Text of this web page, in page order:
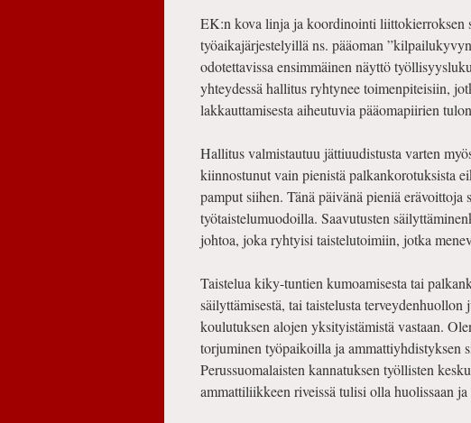
EK:n kova linja ja koordinointi
työaikajärjestelyillä ns. pääoman
odotettavissa ensimmäinen näyttö
yhteydessä hallitus ryhtynee toimenpiteisiin,
lakkauttamisesta aiheutuvia pääomapiirien
Hallitus valmistautuu jättiuudistusta varten
kiinnostunut vain pienistä palkankorotuksista
pamput siihen. Tänä päivänä pieniä
työtaistelumuodoilla. Saavutusten
johtoa, joka ryhtyisi taistelutoimiin, jotka
Taistelua kiky-tuntien kumoamisesta tai
säilyttämisestä, tai taistelusta
koulutuksen alojen yksityistämistä vastaan.
torjuminen työpaikoilla ja ammattiyhdistyksen
Perussuomalaisten kannatuksen työllisten
ammattiliikkeen riveissä tulisi olla huolissaan